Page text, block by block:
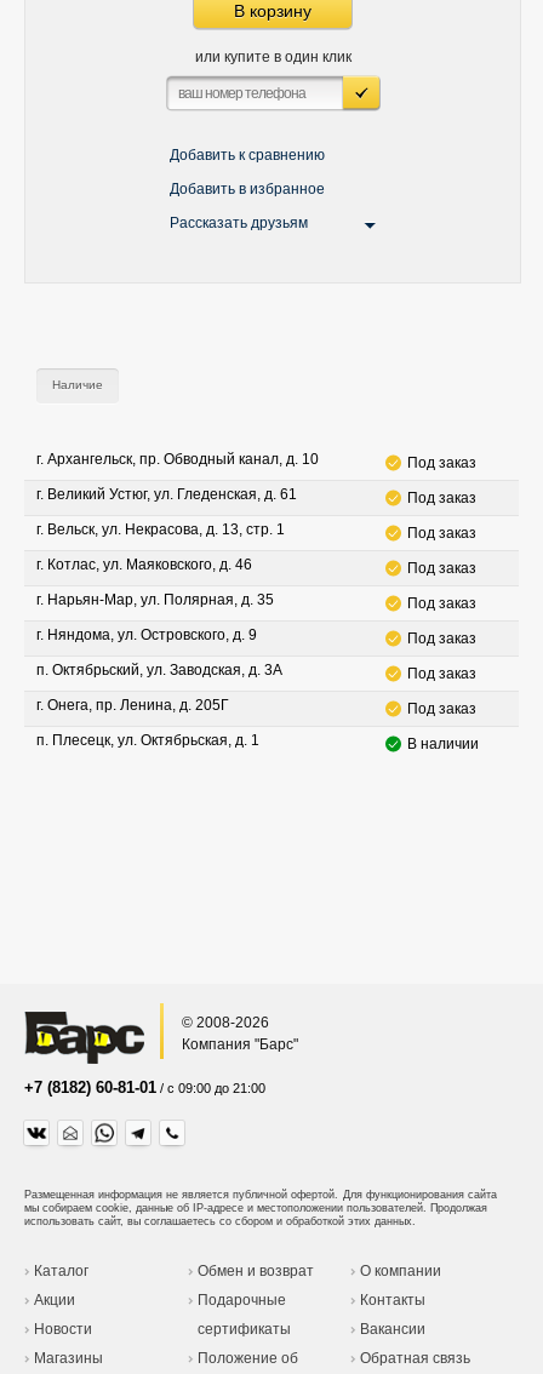
В корзину
или купите в один клик
Добавить к сравнению
Добавить в избранное
Рассказать друзьям
Наличие
г. Архангельск, пр. Обводный канал, д. 10
Под заказ
г. Великий Устюг, ул. Гледенская, д. 61
Под заказ
г. Вельск, ул. Некрасова, д. 13, стр. 1
Под заказ
г. Котлас, ул. Маяковского, д. 46
Под заказ
г. Нарьян-Мар, ул. Полярная, д. 35
Под заказ
г. Няндома, ул. Островского, д. 9
Под заказ
п. Октябрьский, ул. Заводская, д. 3А
Под заказ
г. Онега, пр. Ленина, д. 205Г
Под заказ
п. Плесецк, ул. Октябрьская, д. 1
В наличии
© 2008-2026
Компания "Барс"
+7 (8182) 60-81-01 / с 09:00 до 21:00
Размещенная информация не является публичной офертой. Для функционирования сайта
мы собираем cookie, данные об IP-адресе и местоположении пользователей. Продолжая
использовать сайт, вы соглашаетесь со сбором и обработкой этих данных.
Каталог
Акции
Новости
Магазины
Обмен и возврат
Подарочные
сертификаты
Положение об
О компании
Контакты
Вакансии
Обратная связь